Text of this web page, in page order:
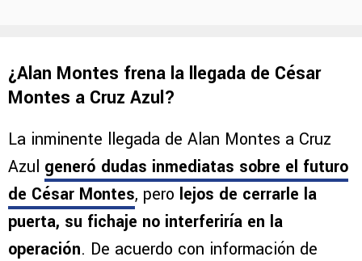
¿Alan Montes frena la llegada de César
Montes a Cruz Azul?
La inminente llegada de Alan Montes a Cruz
Azul generó dudas inmediatas sobre el futuro
de César Montes, pero lejos de cerrarle la
puerta, su fichaje no interferiría en la
operación. De acuerdo con información de